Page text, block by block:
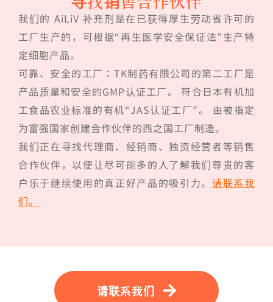
我们的 AiLiV 补充剂是在已获得厚生劳动省许可的
工厂生产的，可根据“再生医学安全保证法”生产特
定细胞产品。
可靠、安全的工厂：TK制药有限公司的第二工厂是
产品质量和安全的GMP认证工厂。 符合日本有机加
工食品农业标准的有机“JAS认证工厂”。 由被指定
为富强国家创建合作伙伴的西之国工厂制造。
我们正在寻找代理商、经销商、独资经营者等销售
合作伙伴，以便让尽可能多的人了解我们尊贵的客
户乐于继续使用的真正好产品的吸引力。 请联系我
们。
请联系我们